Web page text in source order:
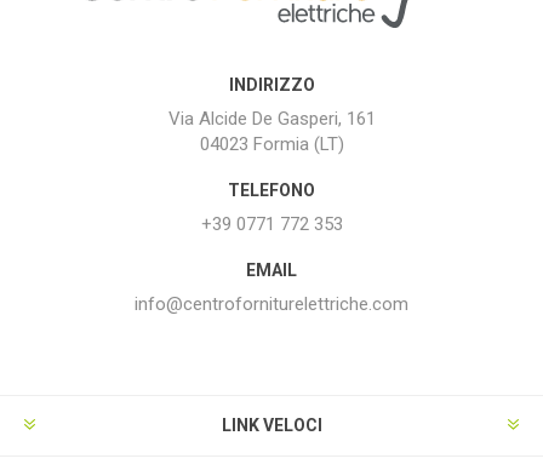
INDIRIZZO
Via Alcide De Gasperi, 161
04023 Formia (LT)
TELEFONO
+39 0771 772 353
EMAIL
info@centroforniturelettriche.com
LINK VELOCI